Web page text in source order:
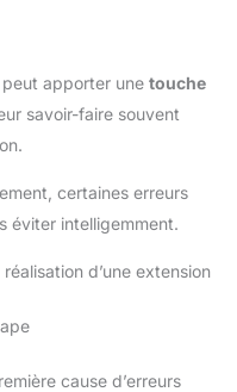
apporter une touche
savoir-faire souvent
certaines erreurs
éviter intelligemment.
d’une extension
cause d’erreurs